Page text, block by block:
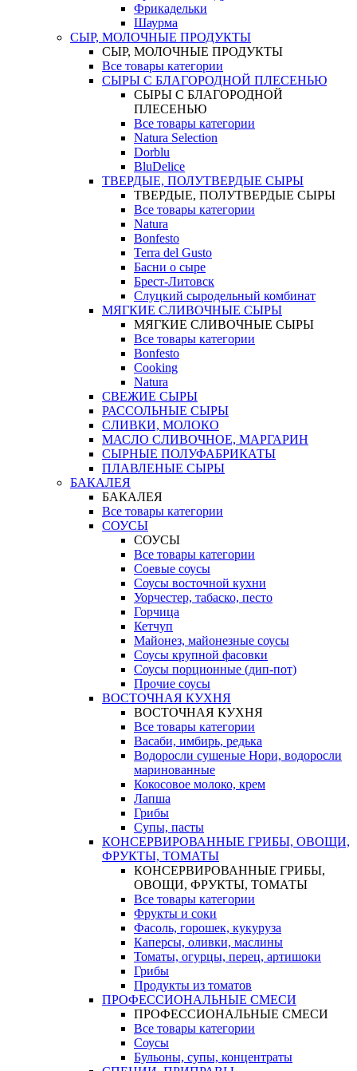
Фрикадельки
Шаурма
СЫР, МОЛОЧНЫЕ ПРОДУКТЫ
СЫР, МОЛОЧНЫЕ ПРОДУКТЫ
Все товары категории
СЫРЫ С БЛАГОРОДНОЙ ПЛЕСЕНЬЮ
СЫРЫ С БЛАГОРОДНОЙ
ПЛЕСЕНЬЮ
Все товары категории
Natura Selection
Dorblu
BluDelice
ТВЕРДЫЕ, ПОЛУТВЕРДЫЕ СЫРЫ
ТВЕРДЫЕ, ПОЛУТВЕРДЫЕ СЫРЫ
Все товары категории
Natura
Bonfesto
Terra del Gusto
Басни о сыре
Брест-Литовск
Слуцкий сыродельный комбинат
МЯГКИЕ СЛИВОЧНЫЕ СЫРЫ
МЯГКИЕ СЛИВОЧНЫЕ СЫРЫ
Все товары категории
Bonfesto
Cooking
Natura
СВЕЖИЕ СЫРЫ
РАССОЛЬНЫЕ СЫРЫ
СЛИВКИ, МОЛОКО
МАСЛО СЛИВОЧНОЕ, МАРГАРИН
СЫРНЫЕ ПОЛУФАБРИКАТЫ
ПЛАВЛЕНЫЕ СЫРЫ
БАКАЛЕЯ
БАКАЛЕЯ
Все товары категории
СОУСЫ
СОУСЫ
Все товары категории
Соевые соусы
Соусы восточной кухни
Уорчестер, табаско, песто
Горчица
Кетчуп
Майонез, майонезные соусы
Соусы крупной фасовки
Соусы порционные (дип-пот)
Прочие соусы
ВОСТОЧНАЯ КУХНЯ
ВОСТОЧНАЯ КУХНЯ
Все товары категории
Васаби, имбирь, редька
Водоросли сушеные Нори, водоросли
маринованные
Кокосовое молоко, крем
Лапша
Грибы
Супы, пасты
КОНСЕРВИРОВАННЫЕ ГРИБЫ, ОВОЩИ,
ФРУКТЫ, ТОМАТЫ
КОНСЕРВИРОВАННЫЕ ГРИБЫ,
ОВОЩИ, ФРУКТЫ, ТОМАТЫ
Все товары категории
Фрукты и соки
Фасоль, горошек, кукуруза
Каперсы, оливки, маслины
Томаты, огурцы, перец, артишоки
Грибы
Продукты из томатов
ПРОФЕССИОНАЛЬНЫЕ СМЕСИ
ПРОФЕССИОНАЛЬНЫЕ СМЕСИ
Все товары категории
Соусы
Бульоны, супы, концентраты